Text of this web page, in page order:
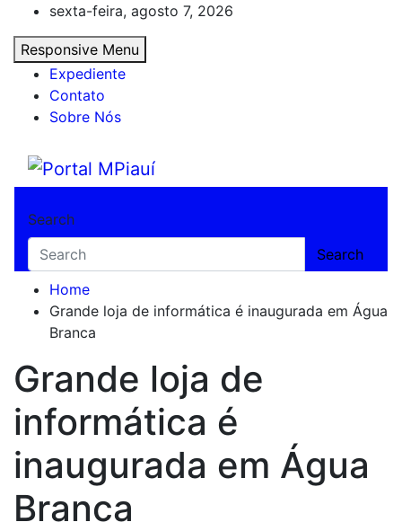
content
sexta-feira, agosto 7, 2026
Responsive Menu
Expediente
Contato
Sobre Nós
Portal MPiauí
Search
Search
Home
Grande loja de informática é inaugurada em Água
Branca
Grande loja de
informática é
inaugurada em Água
Branca